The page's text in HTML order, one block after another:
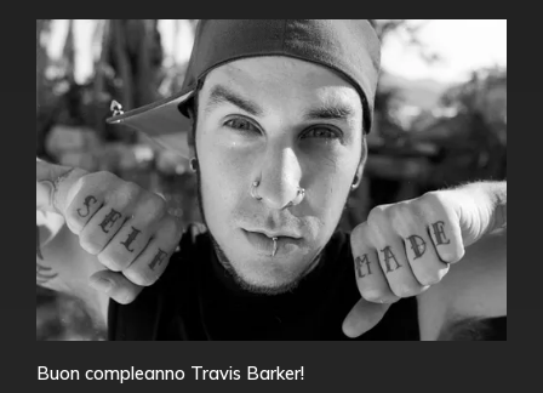
Buon compleanno Travis Barker!